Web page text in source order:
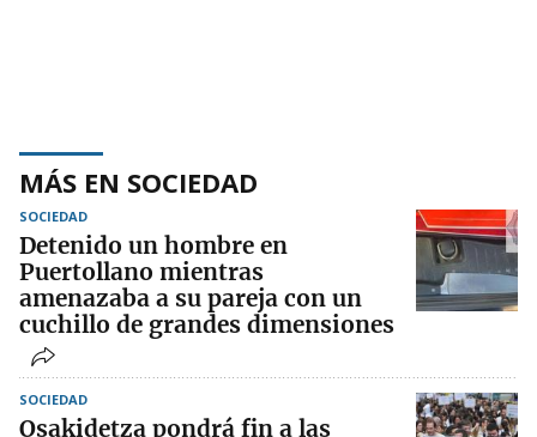
MÁS EN SOCIEDAD
SOCIEDAD
Detenido un hombre en
Puertollano mientras
amenazaba a su pareja con un
cuchillo de grandes dimensiones
SOCIEDAD
Osakidetza pondrá fin a las